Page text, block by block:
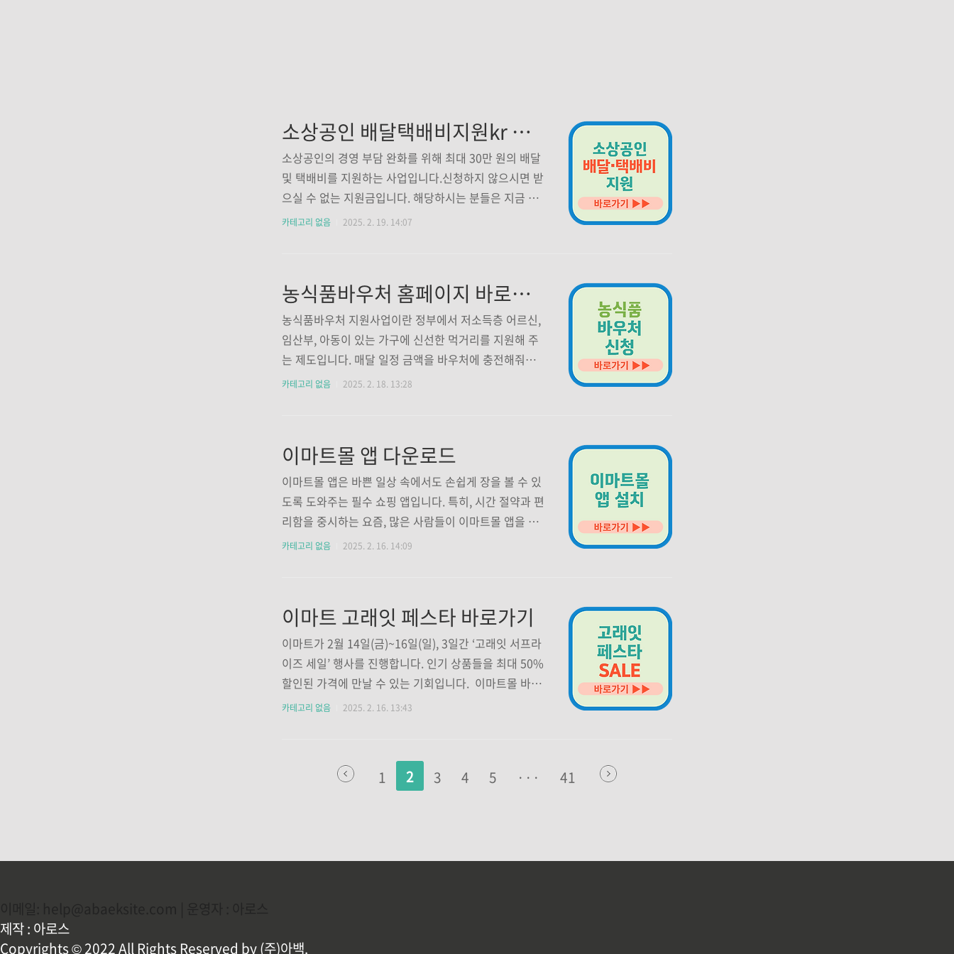
소상공인 배달택배비지원kr 바로가기
소상공인의 경영 부담 완화를 위해 최대 30만 원의 배달
및 택배비를 지원하는 사업입니다.신청하지 않으시면 받
으실 수 없는 지원금입니다. 해당하시는 분들은 지금 바
로 신청하시고 혜택 받아가세요! 1. 신청방법 신속지급
상지원대상 확인하기👆 연 매출 1억 400만 원 미만 소상
공인배달·택배 실적 보유 사업자영업 중인 개인 또는 법
인 사업자배달앱(배달의민족, 요기요 등) 또는 배달대행
(생각대로, 바로고 등) 이용 실적 있는 사업체 3. 지원금
액 및 방식최대 30만 원 (배달·택배비 사용 금액에 따라
카테고리 없음 2025. 2. 19. 14:07
농식품바우처 홈페이지 바로가기
농식품바우처 지원사업이란 정부에서 저소득층 어르신,
임산부, 아동이 있는 가구에 신선한 먹거리를 지원해 주
는 제도입니다. 매달 일정 금액을 바우처에 충전해줘서,
채소, 과일, 우유 같은 건강한 식품을 살 수 있습니다. 신
가능합니다.방문 신청: 가까운 🔍행정복지센터에서 신청
하세요전화 신청: 고객지원센터(1551-0857)로 전화해
신청할 수 있습니다. 2. 신청기간 2025년 2월 17일 ~ 12
월 12일 3. 지원대상 생계급여를 받는 가구 중 임산부, 영
유아, 아동이 있는 가구입니다. ■ 지원금액(매달 지
카테고리 없음 2025. 2. 18. 13:28
이마트몰 앱 다운로드
이마트몰 앱은 바쁜 일상 속에서도 손쉽게 장을 볼 수 있
도록 도와주는 필수 쇼핑 앱입니다. 특히, 시간 절약과 편
리함을 중시하는 요즘, 많은 사람들이 이마트몰 앱을 통
해 식료품부터 생활용품까지 다양한 상품을 구입하고 있
'구글 플레이스토어' 앱 실행검색창에 '이마트몰' 입력검
색 결과에서 '이마트몰' 앱 선택 후 '설치' 버튼 클릭설치
완료 후 '열기' 버튼을 눌러 실행 이마트몰 앱 설치(안드
로이드용)👆 ■ 아이폰(iOS) 사용자의 경우 스마트폰에
서 '앱스토어' 실행검색창에 '이마트몰' 입력검색 결과에
카테고리 없음 2025. 2. 16. 14:09
이마트 고래잇 페스타 바로가기
이마트가 2월 14일(금)~16일(일), 3일간 ‘고래잇 서프라
이즈 세일’ 행사를 진행합니다. 인기 상품들을 최대 50%
할인된 가격에 만날 수 있는 기회입니다. 이마트몰 바로
가기👆 1. 행사기간 및 참여방법 기간: 2025년 2월 14일
주요 할인 상품 한우 등심/채끝/안심(국내산) : 신세계포
인트 적립 시 40% 할인황제 광어회(특, 480g) : 행사카
품 할인 3. 브랜드별 추천 상품 피코..
카테고리 없음 2025. 2. 16. 13:43
1 2 3 4 5 ··· 41
제작 : 아로스
Copyrights © 2022 All Rights Reserved by (주)아백.